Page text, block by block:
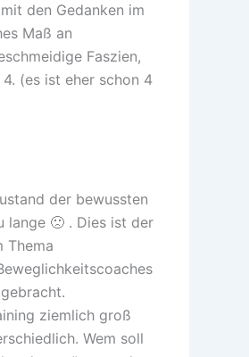
den Gedanken im
Maß an
Faszien,
(es ist eher schon 4
der bewussten
lange 🙁 . Dies ist der
Thema
ziemlich groß
Wem soll